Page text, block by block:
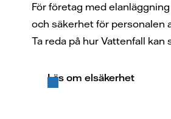
För företag med
och säkerhet för personalen
Ta reda på hur Vattenfall kan
Läs om elsäkerhet